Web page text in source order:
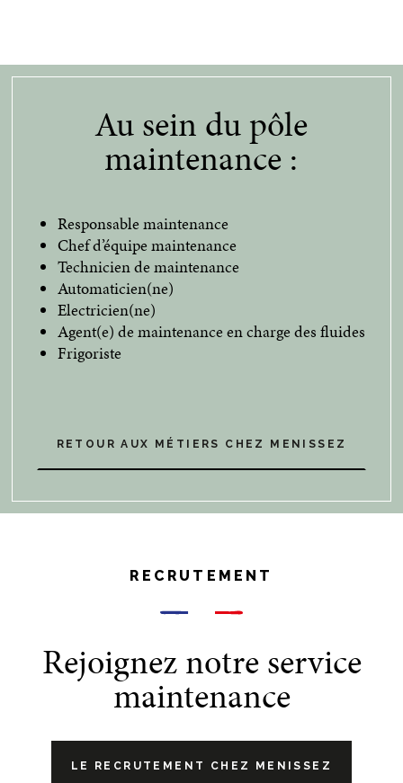
Au sein du pôle
maintenance :
Responsable maintenance
Chef d’équipe maintenance
Technicien de maintenance
Automaticien(ne)
Electricien(ne)
Agent(e) de maintenance en charge des fluides
Frigoriste
RETOUR AUX MÉTIERS CHEZ MENISSEZ
RECRUTEMENT
Rejoignez notre service
maintenance
LE RECRUTEMENT CHEZ MENISSEZ